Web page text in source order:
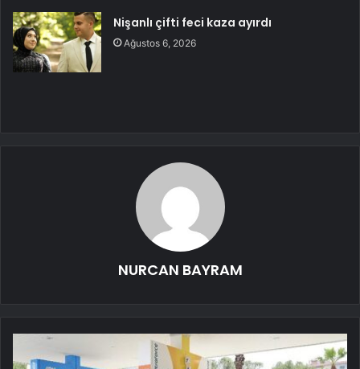
Nişanlı çifti feci kaza ayırdı
Ağustos 6, 2026
NURCAN BAYRAM